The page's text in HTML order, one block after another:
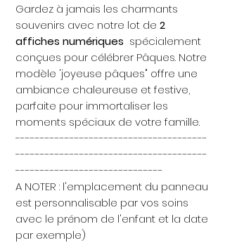
Gardez à jamais les charmants
souvenirs avec notre lot de 2
affiches numériques spécialement
conçues pour célébrer Pâques. Notre
modèle 'joyeuse pâques" offre une
ambiance chaleureuse et festive,
parfaite pour immortaliser les
moments spéciaux de votre famille.
---------------------------------------
---------------------------------------
------------------------------
A NOTER : l'emplacement du panneau
est personnalisable par vos soins
avec le prénom de l'enfant et la date
par exemple)